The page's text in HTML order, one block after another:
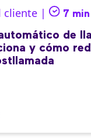
cliente | 7 min
de
y cómo